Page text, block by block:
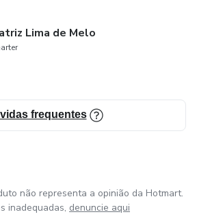
Lima de Melo
frequentes
não representa a opinião da Hotmart.
inadequadas, denuncie aqui